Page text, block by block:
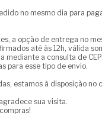
no mesmo dia para
a opção de entrega no
até às 12h, válida
mediante a consulta de
para esse tipo de envio.
estamos à disposição no
sua visita.